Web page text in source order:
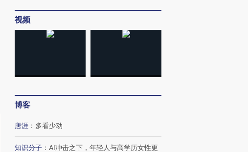
视频
博客
唐涯 ： 多看少动
知识分子 ： AI冲击之下，年轻人与高学历女性更